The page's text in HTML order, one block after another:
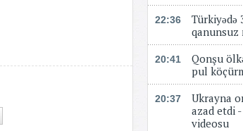
22:36
Türkiyədə
qanunsuz
20:41
Qonşu
pul
20:37
Ukrayna
azad etdi
videosu